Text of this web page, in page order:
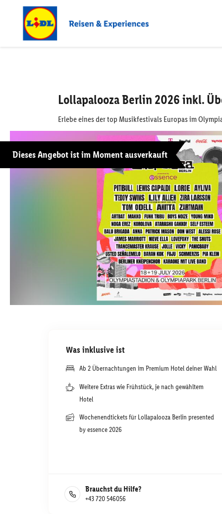
Lollapalooza Berlin 2026 inkl.
Erlebe eines der top Musikfestivals Europas im
Dieses Angebot ist im Moment ausverkauft
Was inklusive ist
Ab 2 Übernachtungen im Premium Hotel deiner Wahl
Weitere Extras wie Frühstück, je nach gewähltem
Hotel
Wochenendtickets für Lollapalooza Berlin presented
by essence 2026
Brauchst du Hilfe?
+43 720 546056